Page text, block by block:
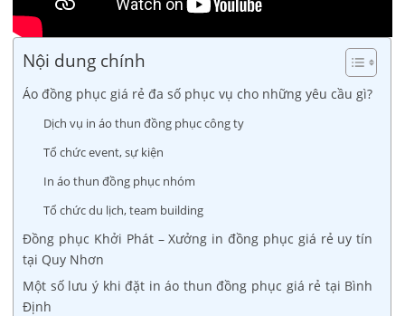
Nội dung chính
Áo đồng phục giá rẻ đa số phục vụ cho những yêu cầu gì?
Dịch vụ in áo thun đồng phục công ty
Tổ chức event, sự kiện
In áo thun đồng phục nhóm
Tổ chức du lịch, team building
Đồng phục Khởi Phát – Xưởng in đồng phục giá rẻ uy tín
tại Quy Nhơn
Một số lưu ý khi đặt in áo thun đồng phục giá rẻ tại Bình
Định